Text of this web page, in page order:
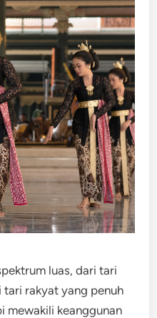
luas, dari tari
tari rakyat yang penuh
mewakili keanggunan